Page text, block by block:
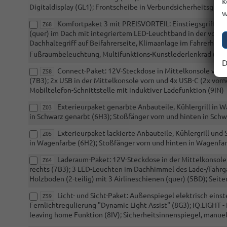
Digitaldisplay (GL1); Frontscheibe in Verbundsicherheitsglas,
Z68
Komfortpaket 3 mit PREISVORTEIL: Einstiegsgriff
(quer) im Dach mit integriertem LED-Leuchtband in der
Dachhaltegriff auf Beifahrerseite, Klimaanlage im
Fußraumbeleuchtung, Multifunktions-Kunstlederlenkrad
Z58
Connect-Paket: 12V-Steckdose in Mittelkonsole
(7B3); 2x USB in der Mittelkonsole vorn und 4x USB-C (2x
Mobiltelefon-Schnittstelle mit induktiver Ladefunktion (9IN)
Z03
Exterieurpaket genarbte Anbauteile, Kühlergrill in
in Schwarz genarbt (6H3); Stoßfänger vorn und hinten in
Z05
Exterieurpaket lackierte Anbauteile, Kühlergrill und
in Wagenfarbe (6H2); Stoßfänger vorn und hinten in
Z64
Laderaum-Paket: 12V-Steckdose in der
rechts (7B3); 3 LED-Leuchten im Dachhimmel des Lade-/
Holzboden (2-teilig) mit 3 Airlineschienen (quer) (5BD);
Z59
Licht- und Sicht-Paket: Außenspiegel elektrisch
Fernlichtregulierung "Dynamic Light Assist" (8G3);
leaving home Funktion (8IV); Sicherheitsinnenspiegel,